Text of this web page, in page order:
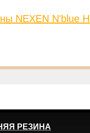
NEXEN N'blue
РЕЗИНА